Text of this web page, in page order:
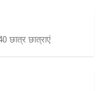
छात्र छात्राएं